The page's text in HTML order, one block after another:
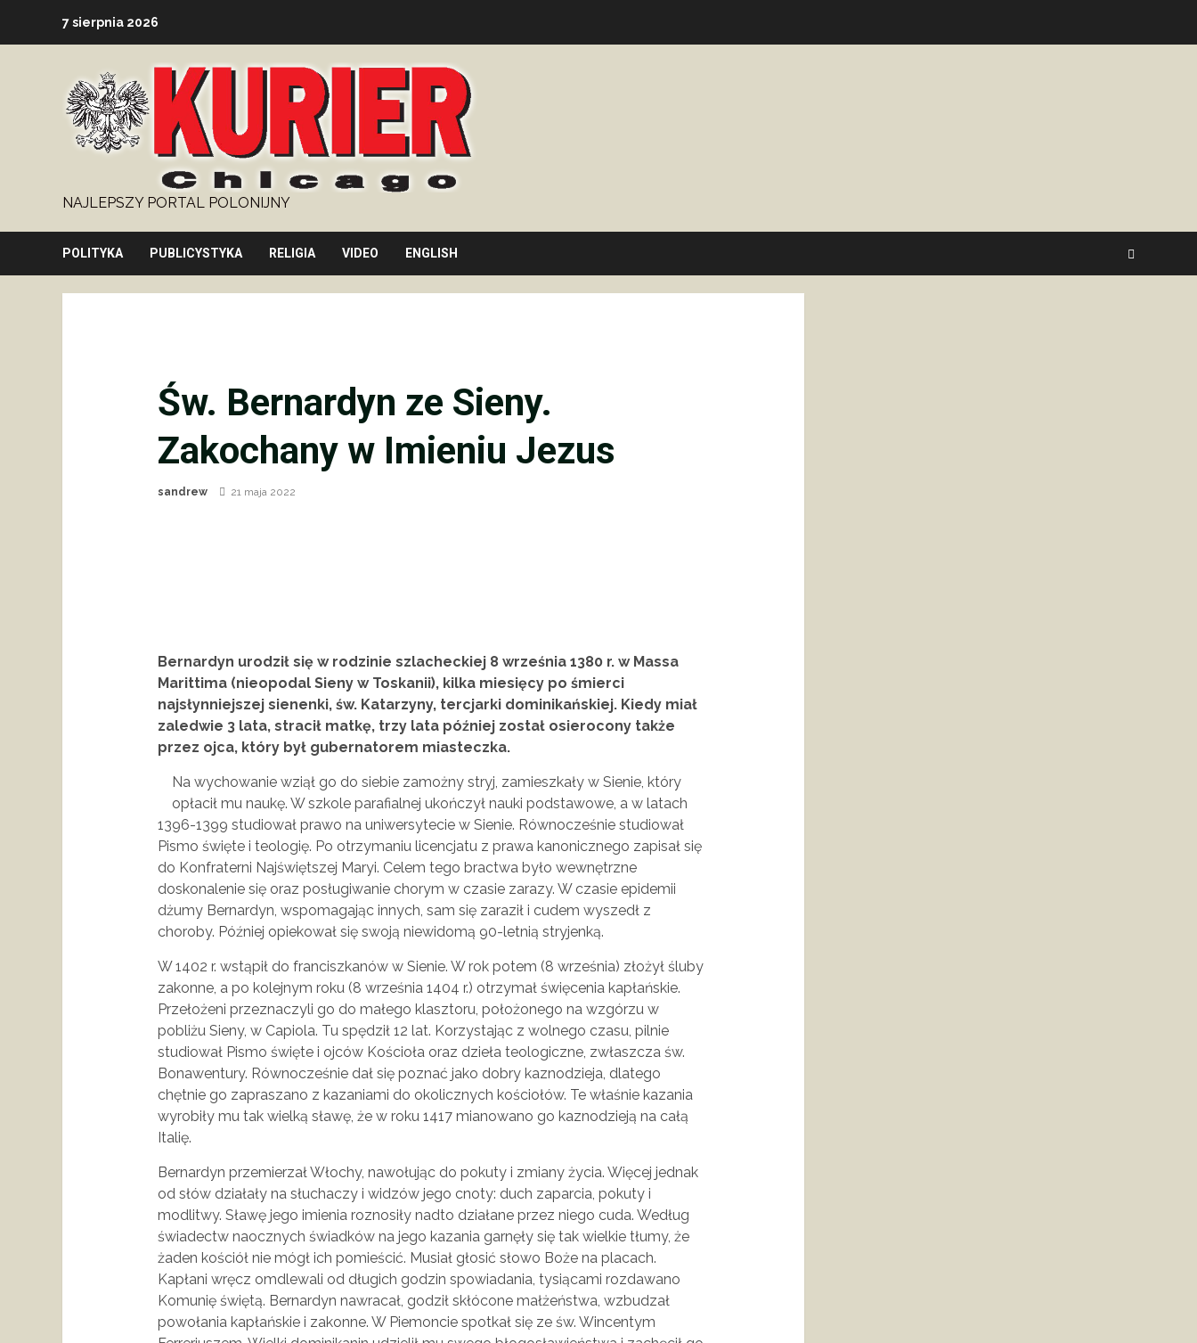
7 sierpnia 2026
NAJLEPSZY PORTAL POLONIJNY
POLITYKA PUBLICYSTYKA RELIGIA VIDEO ENGLISH
Św. Bernardyn ze Sieny.
Zakochany w Imieniu Jezus
sandrew 21 maja 2022
Bernardyn urodził się w rodzinie szlacheckiej 8 września 1380 r. w Massa
Marittima (nieopodal Sieny w Toskanii), kilka miesięcy po śmierci
najsłynniejszej sienenki, św. Katarzyny, tercjarki dominikańskiej. Kiedy miał
zaledwie 3 lata, stracił matkę, trzy lata później został osierocony także
przez ojca, który był gubernatorem miasteczka.
Na wychowanie wziął go do siebie zamożny stryj, zamieszkały w Sienie, który
opłacił mu naukę. W szkole parafialnej ukończył nauki podstawowe, a w latach
1396-1399 studiował prawo na uniwersytecie w Sienie. Równocześnie studiował
Pismo święte i teologię. Po otrzymaniu licencjatu z prawa kanonicznego zapisał się
do Konfraterni Najświętszej Maryi. Celem tego bractwa było wewnętrzne
doskonalenie się oraz posługiwanie chorym w czasie zarazy. W czasie epidemii
dżumy Bernardyn, wspomagając innych, sam się zaraził i cudem wyszedł z
choroby. Później opiekował się swoją niewidomą 90-letnią stryjenką.
W 1402 r. wstąpił do franciszkanów w Sienie. W rok potem (8 września) złożył śluby
zakonne, a po kolejnym roku (8 września 1404 r.) otrzymał święcenia kapłańskie.
Przełożeni przeznaczyli go do małego klasztoru, położonego na wzgórzu w
pobliżu Sieny, w Capiola. Tu spędził 12 lat. Korzystając z wolnego czasu, pilnie
studiował Pismo święte i ojców Kościoła oraz dzieła teologiczne, zwłaszcza św.
Bonawentury. Równocześnie dał się poznać jako dobry kaznodzieja, dlatego
chętnie go zapraszano z kazaniami do okolicznych kościołów. Te właśnie kazania
wyrobiły mu tak wielką sławę, że w roku 1417 mianowano go kaznodzieją na całą
Italię.
Bernardyn przemierzał Włochy, nawołując do pokuty i zmiany życia. Więcej jednak
od słów działały na słuchaczy i widzów jego cnoty: duch zaparcia, pokuty i
modlitwy. Sławę jego imienia roznosiły nadto działane przez niego cuda. Według
świadectw naocznych świadków na jego kazania garnęły się tak wielkie tłumy, że
żaden kościół nie mógł ich pomieścić. Musiał głosić słowo Boże na placach.
Kapłani wręcz omdlewali od długich godzin spowiadania, tysiącami rozdawano
Komunię świętą. Bernardyn nawracał, godził skłócone małżeństwa, wzbudzał
powołania kapłańskie i zakonne. W Piemoncie spotkał się ze św. Wincentym